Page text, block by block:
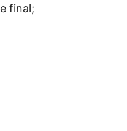
final;